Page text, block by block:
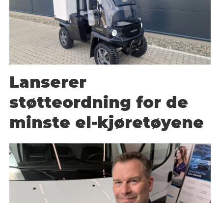
Lanserer
støtteordning for de
minste el-kjøretøyene